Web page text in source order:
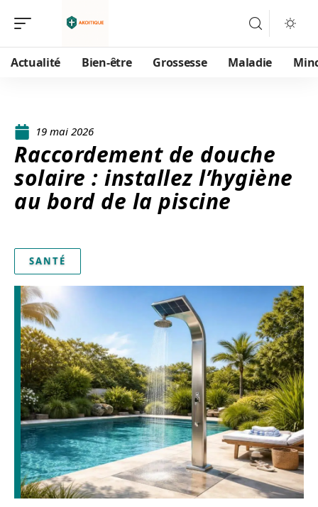
Actualité Bien-être Grossesse Maladie
19 mai 2026
Raccordement de douche
solaire : installez l’hygiène
au bord de la piscine
SANTÉ